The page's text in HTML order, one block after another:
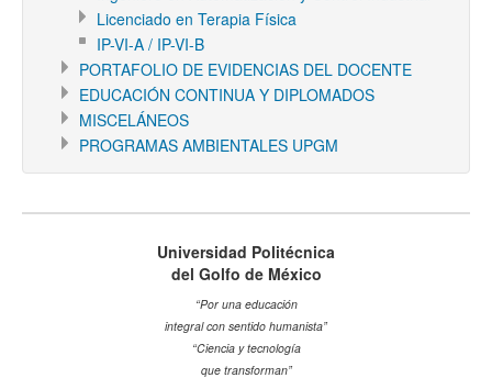
Licenciado en Terapia Física
IP-VI-A / IP-VI-B
PORTAFOLIO DE EVIDENCIAS DEL DOCENTE
EDUCACIÓN CONTINUA Y DIPLOMADOS
MISCELÁNEOS
PROGRAMAS AMBIENTALES UPGM
Universidad Politécnica
del Golfo de México
“Por una educación
integral con sentido humanista”
“Ciencia y tecnología
que transforman”